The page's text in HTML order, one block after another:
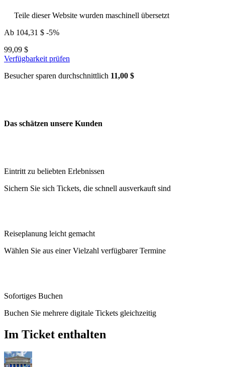
Teile dieser Website wurden maschinell übersetzt
Ab 104,31 $ -5%
99,09 $
Verfügbarkeit prüfen
Besucher sparen durchschnittlich 11,00 $
Das schätzen unsere Kunden
Eintritt zu beliebten Erlebnissen
Sichern Sie sich Tickets, die schnell ausverkauft sind
Reiseplanung leicht gemacht
Wählen Sie aus einer Vielzahl verfügbarer Termine
Sofortiges Buchen
Buchen Sie mehrere digitale Tickets gleichzeitig
Im Ticket enthalten